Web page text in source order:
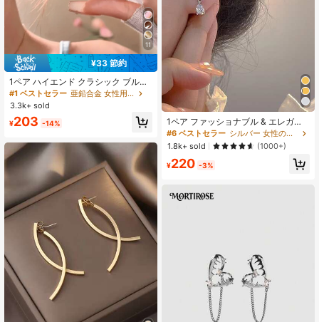
11
¥33 節約
1ペア ハイエンド クラシック ブルー
グレー&キャンディカラー フープピ
アス、女性/女の子ファッションアク
セサリー、エレガントなジュエリー
ピアス
#1 ベストセラー
亜鉛合金 女性用フープピアス
3.3k+ sold
¥203 -14%
1ペア ファッショナブル & エレガン
ト キュービックジルコニアウォータ
ードロップペンダントピアス 女性ジ
ュエリー
#6 ベストセラー
シルバー 女性のブラブライヤリング
1.8k+ sold
(1000+)
¥220 -3%